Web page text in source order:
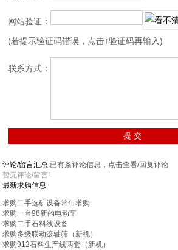
网站验证：
(若提示验证码错误，点击↑验证码再输入)
联系方式：
评论/留言汇总:已有条评论信息，点击查看/回复评论
暂无评论/留言!
最新求购信息
求购二手选矿设备常年求购
求购一台98新的电动车
求购二手石料线设备
求购多级联动滚轴筛（新机）
求购912石料生产线两套（新机）